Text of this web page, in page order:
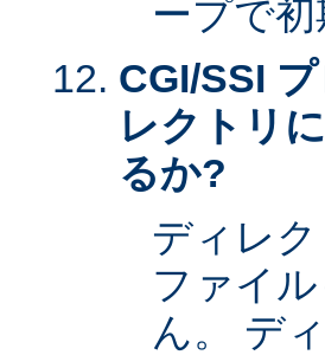
ープで
CGI/SSI
レクトリ
るか?
ディレ
ファイ
ん。 デ